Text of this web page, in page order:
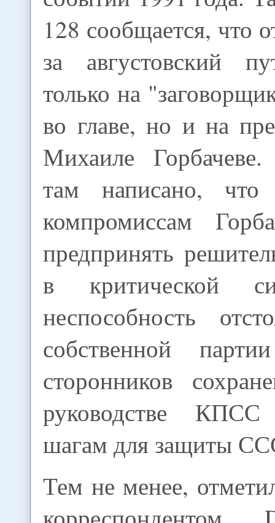
128 сообщается, что
за августовский
только на
во главе, но и на
Михаиле
там написано,
компромиссам
предпринять
в критической
неспособность
собственной
сторонников
руководстве
шагам для защиты
Тем не менее,